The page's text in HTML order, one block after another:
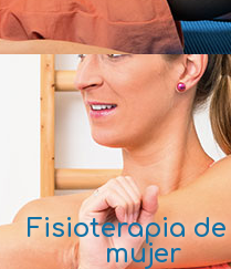
Fisioterapia
mujer